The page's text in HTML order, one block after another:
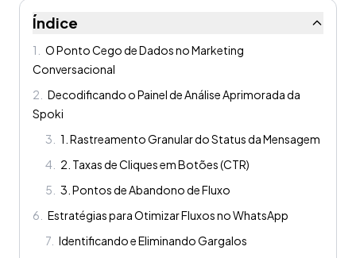
Índice
1
O Ponto Cego de Dados no Marketing
Conversacional
2
Decodificando o Painel de Análise Aprimorada da
Spoki
3
1. Rastreamento Granular do Status da Mensagem
4
2. Taxas de Cliques em Botões (CTR)
5
3. Pontos de Abandono de Fluxo
6
Estratégias para Otimizar Fluxos no WhatsApp
7 Identificando e Eliminando Gargalos